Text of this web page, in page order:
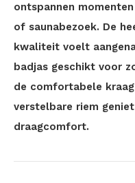
ontspannen
of saunabezoek. De
kwaliteit voelt
badjas geschikt voor
de comfortabele
verstelbare riem
draagcomfort.